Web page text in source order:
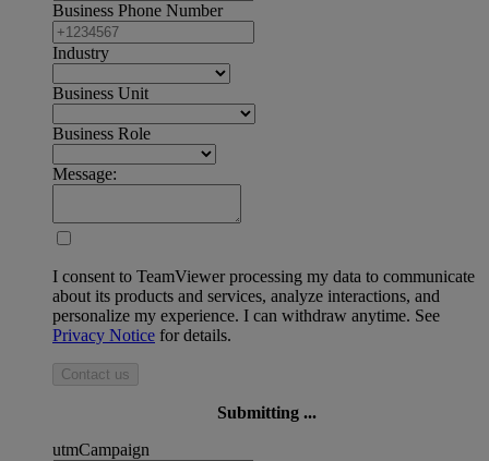
Business Phone Number
Industry
Business Unit
Business Role
Message:
I consent to TeamViewer processing my data to communicate
about its products and services, analyze interactions, and
personalize my experience. I can withdraw anytime. See
Privacy Notice for details.
Contact us
Submitting ...
utmCampaign